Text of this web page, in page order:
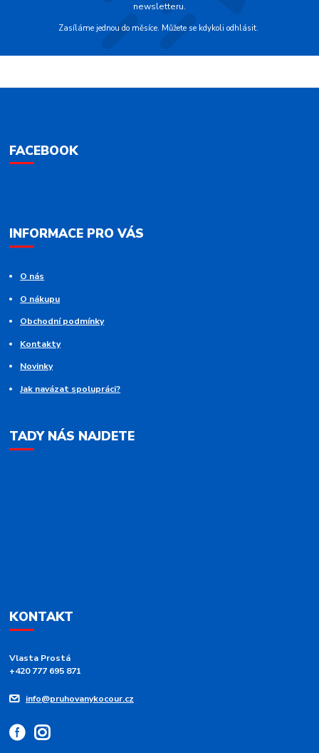
newsletteru.
Zasíláme jednou do měsíce. Můžete se kdykoli odhlásit.
FACEBOOK
INFORMACE PRO VÁS
O nás
O nákupu
Obchodní podmínky
Kontakty
Novinky
Jak navázat spolupráci?
TADY NÁS NAJDETE
KONTAKT
Vlasta Prostá
+420 777 695 871
info@pruhovanykocour.cz